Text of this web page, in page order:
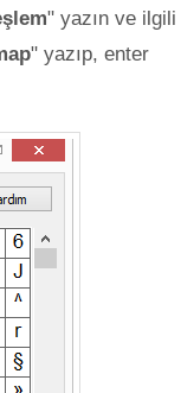
" yazın ve ilgili
" yazıp, enter